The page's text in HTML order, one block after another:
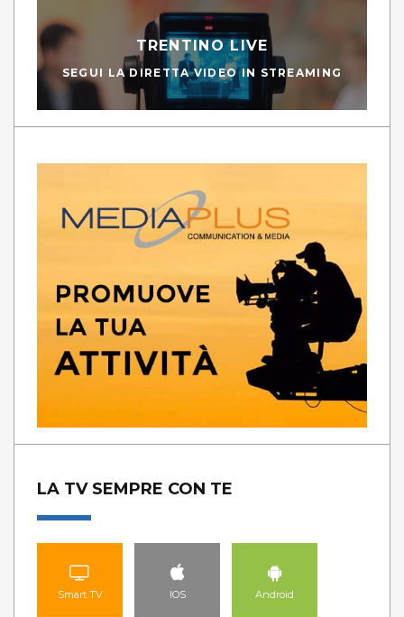
TRENTINO LIVE
SEGUI LA DIRETTA VIDEO IN STREAMING
LA TV SEMPRE CON TE
Smart TV IOS Android